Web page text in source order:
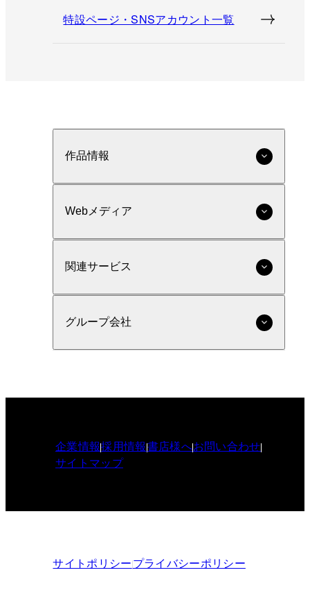
特設ページ・SNSアカウント一覧
作品情報
Webメディア
関連サービス
グループ会社
企業情報採用情報書店様へお問い合わせ
サイトマップ
サイトポリシープライバシーポリシー